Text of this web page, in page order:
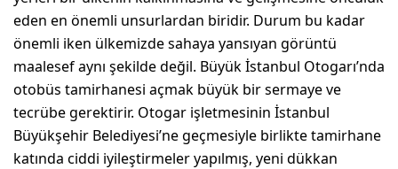
eden en önemli unsurlardan biridir. Durum bu kadar
önemli iken ülkemizde sahaya yansıyan görüntü
maalesef aynı şekilde değil. Büyük İstanbul Otogarı’nda
otobüs tamirhanesi açmak büyük bir sermaye ve
tecrübe gerektirir. Otogar işletmesinin İstanbul
Büyükşehir Belediyesi’ne geçmesiyle birlikte tamirhane
katında ciddi iyileştirmeler yapılmış, yeni dükkan